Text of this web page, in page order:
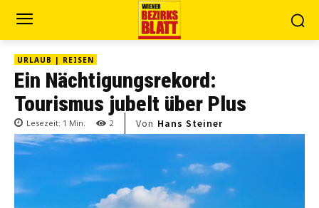
URLAUB | REISEN
Ein Nächtigungsrekord:
Tourismus jubelt über Plus
Lesezeit: 1 Min. 2 Von Hans Steiner